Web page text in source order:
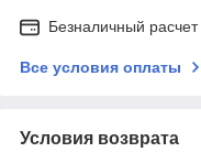
Безналичный расчет
Все условия оплаты
Условия возврата